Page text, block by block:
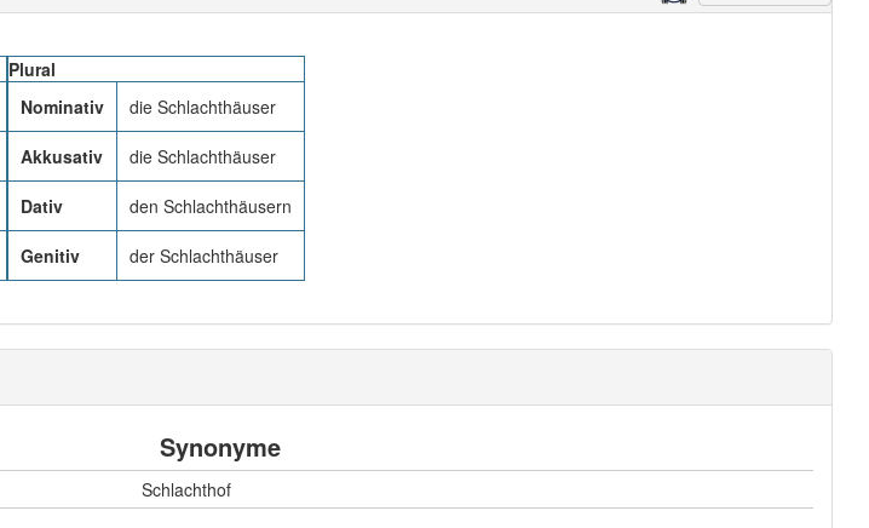
Plural
Nominativ
die Schlachthäuser
Akkusativ die Schlachthäuser
Dativ den Schlachthäusern
Genitiv der Schlachthäuser
Synonyme
Schlachthof